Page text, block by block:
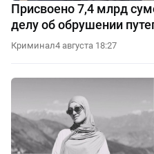
Присвоено 7,4 млрд
делу об обрушении
Криминал4 августа 18:27